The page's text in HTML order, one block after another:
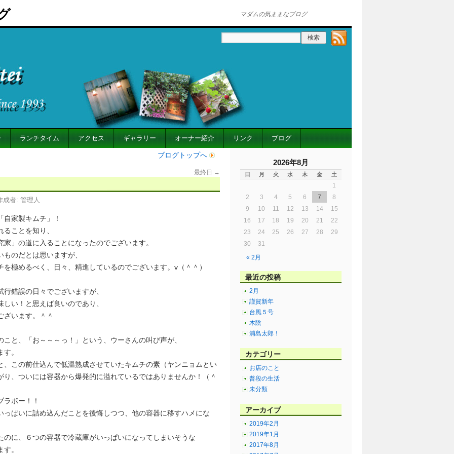
マダムの気ままなブログ
ランチタイム アクセス ギャラリー オーナー紹介 リンク ブログ
ブログトップへ
最終日 →
成者: 管理人
家製キムチ」！
ことを知り、
」の道に入ることになったのでございます。
のだとは思いますが、
極めるべく、日々、精進しているのでございます。v（＾＾）
錯誤の日々でございますが、
い！と思えば良いのであり、
ざいます。＾＾
と、「お～～～っ！」という、ウーさんの叫び声が、
。
、この前仕込んで低温熟成させていたキムチの素（ヤンニョムとい
、ついには容器から爆発的に溢れているではありませんか！（＾
ボー！！
ぱいに詰め込んだことを後悔しつつ、他の容器に移すハメにな
に、６つの容器で冷蔵庫がいっぱいになってしまいそうな
。
2026年8月
日 月 火 水 木 金 土
1
2
3 4 5 6 7
8
9
10 11 12 13 14
15
16
17 18 19 20 21
22
23
24 25 26 27 28
29
30
31
« 2月
最近の投稿
2月
謹賀新年
台風５号
木陰
浦島太郎！
カテゴリー
お店のこと
普段の生活
未分類
アーカイブ
2019年2月
2019年1月
2017年8月